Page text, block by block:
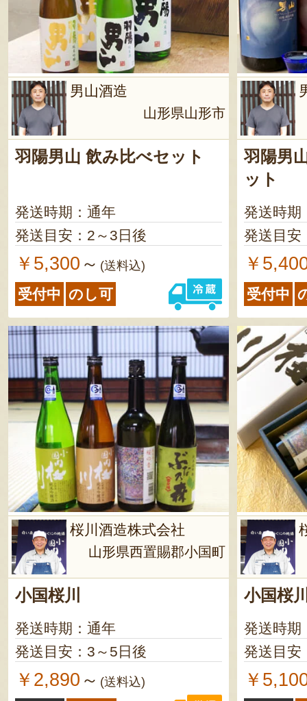
男山酒造
山形県山形市
羽陽男山 飲み比べセット
発送時期：通年
発送目安：2～3日後
￥5,300 ～ (送料込)
受付中 のし可
羽陽男
ット
発送時期
発送目安
￥
受付中
桜川酒造株式会社
山形県西置賜郡小国町
小国桜川
発送時期：通年
発送目安：3～5日後
￥2,890 ～ (送料込)
小国桜
発送時期
発送目安
￥